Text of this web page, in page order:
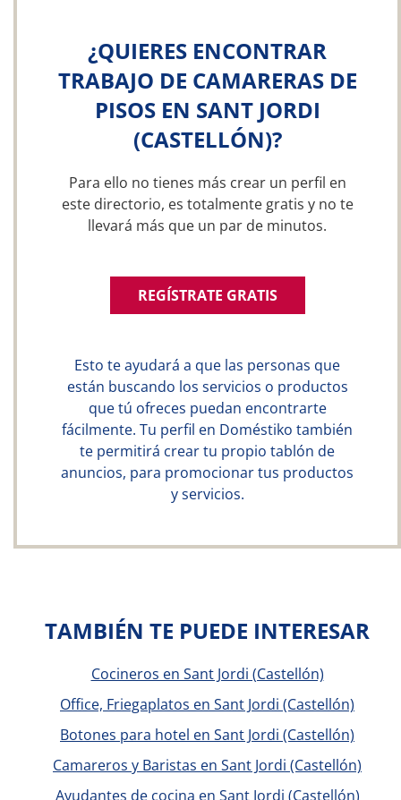
¿QUIERES ENCONTRAR
TRABAJO DE CAMARERAS DE
PISOS EN SANT JORDI
(CASTELLÓN)?
Para ello no tienes más crear un perfil en
este directorio, es totalmente gratis y no te
llevará más que un par de minutos.
REGÍSTRATE GRATIS
Esto te ayudará a que las personas que
están buscando los servicios o productos
que tú ofreces puedan encontrarte
fácilmente. Tu perfil en Doméstiko también
te permitirá crear tu propio tablón de
anuncios, para promocionar tus productos
y servicios.
TAMBIÉN TE PUEDE INTERESAR
Cocineros en Sant Jordi (Castellón)
Office, Friegaplatos en Sant Jordi (Castellón)
Botones para hotel en Sant Jordi (Castellón)
Camareros y Baristas en Sant Jordi (Castellón)
Ayudantes de cocina en Sant Jordi (Castellón)